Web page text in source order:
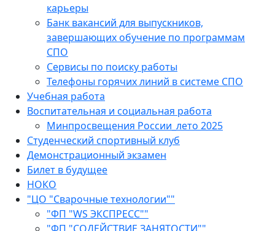
карьеры
Банк вакансий для выпускников,
завершающих обучение по программам
СПО
Сервисы по поиску работы
Телефоны горячих линий в системе СПО
Учебная работа
Воспитательная и социальная работа
Минпросвещения России_лето 2025
Студенческий спортивный клуб
Демонстрационный экзамен
Билет в будущее
НОКО
"ЦО "Сварочные технологии""
"ФП "WS ЭКСПРЕСС""